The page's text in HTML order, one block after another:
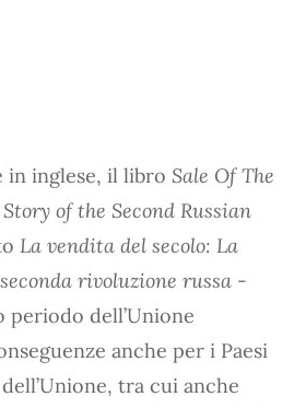
in inglese, il libro Sale Of The
of the Second Russian
La vendita del secolo: La
rivoluzione russa -
periodo dell’Unione
anche per i Paesi
tra cui anche